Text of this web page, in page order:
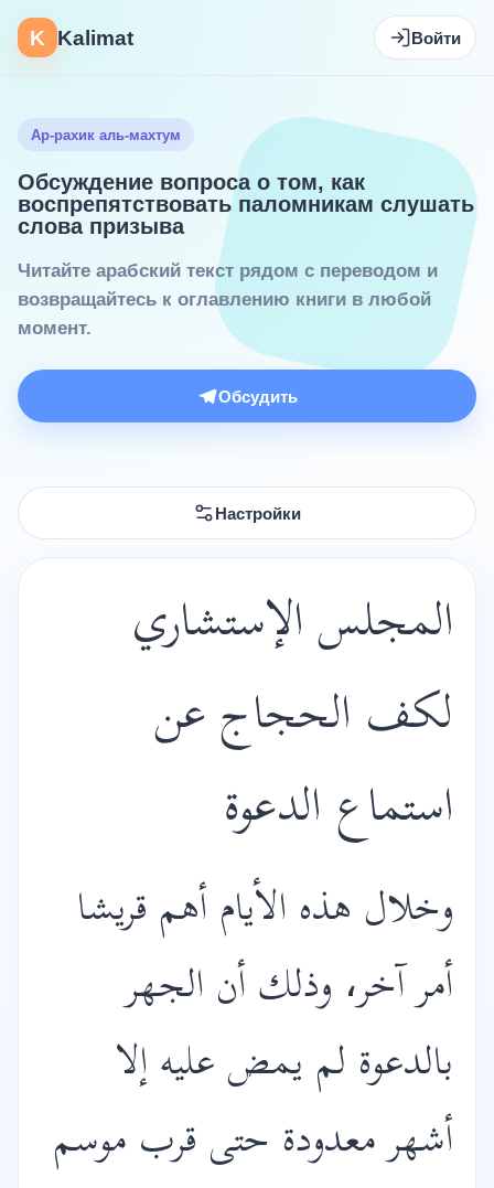
K Kalimat Войти
Ар-рахик аль-махтум
Обсуждение вопроса о том, как
воспрепятствовать паломникам слушать
слова призыва
Читайте арабский текст рядом с переводом и
возвращайтесь к оглавлению книги в любой
момент.
Обсудить
Настройки
المجلس الإستشاري
لكف الحجاج عن
استماع الدعوة
وخلال هذه الأيام أهم قريشا
أمر آخر، وذلك أن الجهر
بالدعوة لم يمض عليه إلا
أشهر معدودة حتى قرب موسم